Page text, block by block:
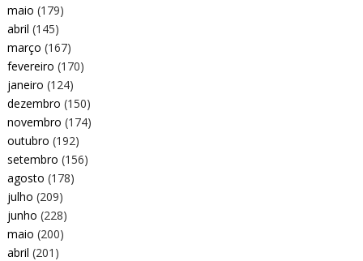
maio (179)
abril (145)
março (167)
fevereiro (170)
janeiro (124)
dezembro (150)
novembro (174)
outubro (192)
setembro (156)
agosto (178)
julho (209)
junho (228)
maio (200)
abril (201)